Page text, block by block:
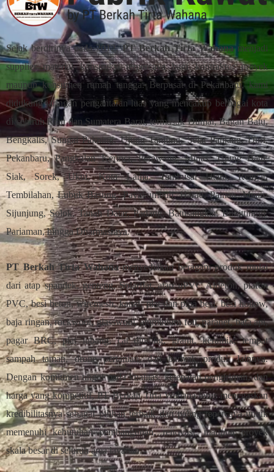
Sejak berdirinya pada 2012,PT Berkah Tirta Wahanamenjadi
supplier material konstruksi terpercaya bagi kontraktor proyek
maupun konsumen rumah tangga. Berpusat di Pekanbaru, kami
didukung jaringan pengantaran luas yang mencakup berbagai kota
di seluruh Riau dan Sumatera Barat, termasuk Dumai, Bagan Batu,
Bengkalis, Sungai Pakning, Ujung Tanjung, Selat Panjang, Duri,
Pekanbaru, Pangkalan Kerinci, Perawang, Minas, Ujung Batu,
Siak, Sorek, Ukui, Kota Lama, Tambusai Utara, Rengat,
Tembilahan, Lubuk Basung, Payakumbuh, Harau, Painan, Muaro
Sijunjung, Solok, Tanah Datar, Padang, Batusangkar, Bukittinggi,
Pariaman, hingga Dharmasraya.
PT Berkah Tirta Wahanamenyediakan beragam produk mulai
dari atap spandek, genteng, Solarflat, atap uPVC Alderon, plafon
PVC, besi beton, wiremesh, kanal, plat dan pipa besi, besi hollow,
baja ringan, rockwool, glasswool, aluminium foil, paranet, bata api,
pagar BRC, plat lubang, cat dinding, granit, keramik, tempat
sampah taman, drone pertanian, dan banyak produk lainnya.
Dengan komitmen tinggi pada kualitas, ketepatan pengiriman, dan
harga yang kompetitif, PT Berkah Tirta Wahana terus menegaskan
kredibilitasnya sebagai pilihan terbaik dan paling tepercaya untuk
memenuhi kebutuhan pembangunan, renovasi, maupun proyek
skala besar di seluruh area layanan.